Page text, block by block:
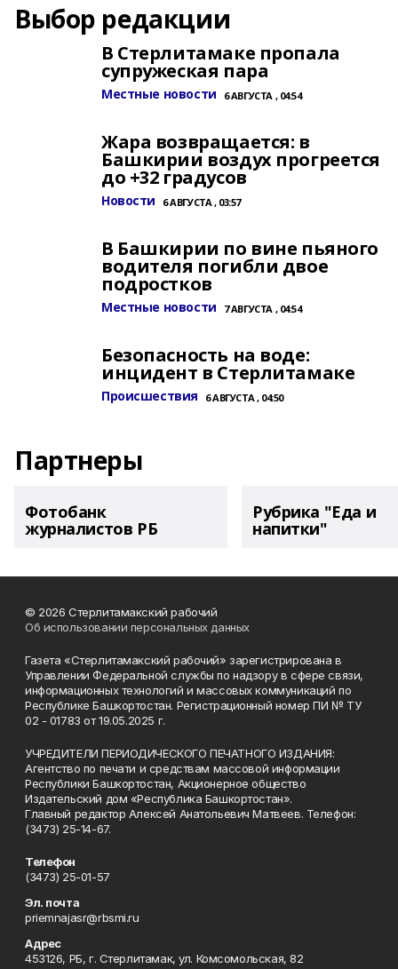
Выбор редакции
В Стерлитамаке пропала
супружеская пара
Местные новости 6 АВГУСТА , 04:54
Жара возвращается: в
Башкирии воздух прогреется
до +32 градусов
Новости 6 АВГУСТА , 03:57
В Башкирии по вине пьяного
водителя погибли двое
подростков
Местные новости 7 АВГУСТА , 04:54
Безопасность на воде:
инцидент в Стерлитамаке
Происшествия 6 АВГУСТА , 04:50
Партнеры
Фотобанк
журналистов РБ
Рубрика "Еда и
напитки"
© 2026 Стерлитамакский рабочий
Об использовании персональных данных
Газета «Стерлитамакский рабочий» зарегистрирована в
Управлении Федеральной службы по надзору в сфере связи,
информационных технологий и массовых коммуникаций по
Республике Башкортостан. Регистрационный номер ПИ № ТУ
02 - 01783 от 19.05.2025 г.
УЧРЕДИТЕЛИ ПЕРИОДИЧЕСКОГО ПЕЧАТНОГО ИЗДАНИЯ:
Агентство по печати и средствам массовой информации
Республики Башкортостан, Акционерное общество
Издательский дом «Республика Башкортостан».
Главный редактор Алексей Анатольевич Матвеев. Телефон:
(3473) 25-14-67.
Телефон
(3473) 25-01-57
Эл. почта
priemnajasr@rbsmi.ru
Адрес
453126, РБ, г. Стерлитамак, ул. Комсомольская, 82